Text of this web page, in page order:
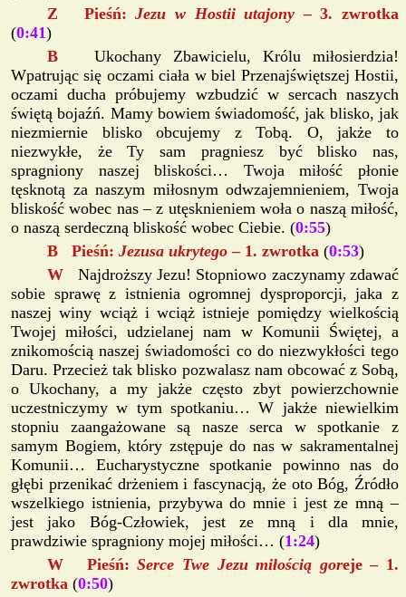
Z Pieśń:Jezu w Hostii utajony– 3. zwrotka
(0:41)
B Ukochany Zbawicielu, Królu miłosierdzia!
Wpatrując się oczami ciała w biel Przenajświętszej Hostii,
oczami ducha próbujemy wzbudzić w sercach naszych
świętą bojaźń. Mamy bowiem świadomość, jak blisko, jak
niezmiernie blisko obcujemy z Tobą. O, jakże to
niezwykłe, że Ty sam pragniesz być blisko nas,
spragniony naszej bliskości… Twoja miłość płonie
tęsknotą za naszym miłosnym odwzajemnieniem, Twoja
bliskość wobec nas – z utęsknieniem woła o naszą miłość,
o naszą serdeczną bliskość wobec Ciebie. (0:55)
B Pieśń: Jezusa ukrytego– 1. zwrotka (0:53)
W Najdroższy Jezu! Stopniowo zaczynamy zdawać
sobie sprawę z istnienia ogromnej dysproporcji, jaka z
naszej winy wciąż i wciąż istnieje pomiędzy wielkością
Twojej miłości, udzielanej nam w Komunii Świętej, a
znikomością naszej świadomości co do niezwykłości tego
Daru. Przecież tak blisko pozwalasz nam obcować z Sobą,
o Ukochany, a my jakże często zbyt powierzchownie
uczestniczymy w tym spotkaniu… W jakże niewielkim
stopniu zaangażowane są nasze serca w spotkanie z
samym Bogiem, który zstępuje do nas w sakramentalnej
Komunii… Eucharystyczne spotkanie powinno nas do
głębi przenikać drżeniem i fascynacją, że oto Bóg, Źródło
wszelkiego istnienia, przybywa do mnie i jest ze mną –
jest jako Bóg-Człowiek, jest ze mną i dla mnie,
prawdziwie spragniony mojej miłości… (1:24)
W Pieśń:Serce Twe Jezu miłością goreje – 1.
zwrotka (0:50)